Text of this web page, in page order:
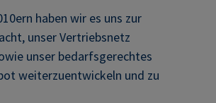
haben wir es uns zur
unser Vertriebsnetz
unser bedarfsgerechtes
weiterzuentwickeln und zu